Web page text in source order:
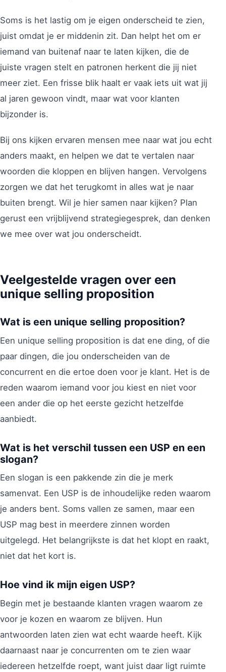
Soms is het lastig om je eigen onderscheid te zien,
juist omdat je er middenin zit. Dan helpt het om er
iemand van buitenaf naar te laten kijken, die de
juiste vragen stelt en patronen herkent die jij niet
meer ziet. Een frisse blik haalt er vaak iets uit wat jij
al jaren gewoon vindt, maar wat voor klanten
bijzonder is.
Bij ons kijken ervaren mensen mee naar wat jou echt
anders maakt, en helpen we dat te vertalen naar
woorden die kloppen en blijven hangen. Vervolgens
zorgen we dat het terugkomt in alles wat je naar
buiten brengt. Wil je hier samen naar kijken? Plan
gerust een vrijblijvend strategiegesprek, dan denken
we mee over wat jou onderscheidt.
Veelgestelde vragen over een
unique selling proposition
Wat is een unique selling proposition?
Een unique selling proposition is dat ene ding, of die
paar dingen, die jou onderscheiden van de
concurrent en die ertoe doen voor je klant. Het is de
reden waarom iemand voor jou kiest en niet voor
een ander die op het eerste gezicht hetzelfde
aanbiedt.
Wat is het verschil tussen een USP en een
slogan?
Een slogan is een pakkende zin die je merk
samenvat. Een USP is de inhoudelijke reden waarom
je anders bent. Soms vallen ze samen, maar een
USP mag best in meerdere zinnen worden
uitgelegd. Het belangrijkste is dat het klopt en raakt,
niet dat het kort is.
Hoe vind ik mijn eigen USP?
Begin met je bestaande klanten vragen waarom ze
voor je kozen en waarom ze blijven. Hun
antwoorden laten zien wat echt waarde heeft. Kijk
daarnaast naar je concurrenten om te zien waar
iedereen hetzelfde roept, want juist daar ligt ruimte